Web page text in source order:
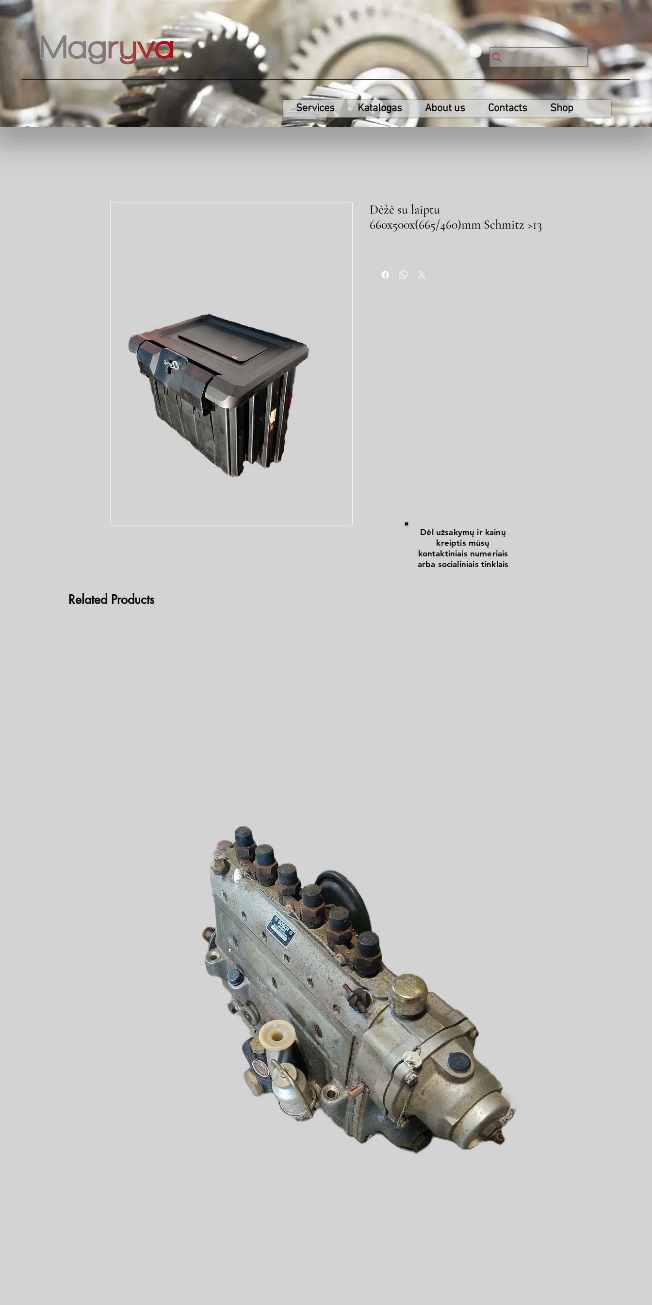
Services Katalogas About us Contacts Shop
Dėžė su laiptu
660x500x(665/460)mm Schmitz >13
Dėl užsakymų ir kainų
kreiptis mūsų
kontaktiniais numeriais
arba socialiniais tinklais
Related Products